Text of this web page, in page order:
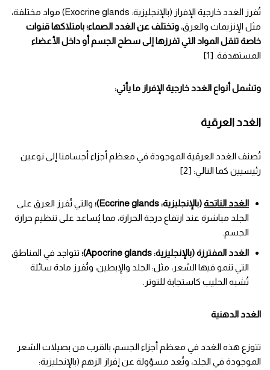
تُفرز الغدد خارجية الإفراز (بالإنجليزية: Exocrine glands) مواد مختلفة،
مثل الإنزيمات والعرق، وتختلف عن الغدد الصماء؛ بامتلاكها قنوات
خاصة تنقل المواد التي تفرزها إلى سطح الجسم أو داخل الأعضاء
المستهدفة. [1]
وتشمل أنواع الغدد خارجية الإفراز ما يأتي:
الغدد العرقية
تُصنف الغدد العرقية الموجودة في معظم أجزاء أجسامنا إلى نوعين
رئيسيين كما التالي: [2]
الغدد الناتحة(بالإنجليزية: Eccrine glands)؛
والتي تُفرز العرق على
الجلد مباشرة عند ارتفاع درجة الحرارة، مما يُساعد على تنظيم حرارة
الجسم.
الغدد المفترزة (بالإنجليزية: Apocrine glands)؛
تتواجد في المناطق
التي تنمو فيها الشعر، مثل: الجلد والإبطين، وتُفرز مادة سائلة
تُشبه الحليب كاستجابة للتوتر.
الغدد الدهنية
تتوزع هذه الغدد في معظم أجزاء الجسم، بالقرب من بصيلات الشعر
الموجودة في الجلد، وتُعد مسؤولة عن إفراز الزهم (بالإنجليزية: